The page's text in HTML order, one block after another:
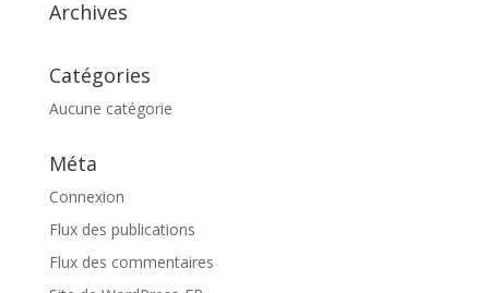
Archives
Catégories
Aucune catégorie
Méta
Connexion
Flux des publications
Flux des commentaires